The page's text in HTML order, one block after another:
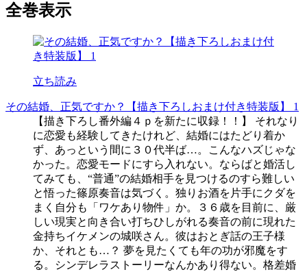
全巻表示
立ち読み
その結婚、正気ですか？【描き下ろしおまけ付き特装版】 1
【描き下ろし番外編４ｐを新たに収録！！】 それなり
に恋愛も経験してきたけれど、結婚にはたどり着か
ず、あっという間に３０代半ば…。こんなハズじゃな
かった。恋愛モードにすら入れない。ならばと婚活し
てみても、“普通”の結婚相手を見つけるのすら難しい
と悟った篠原奏音は気づく。独りお酒を片手にクダを
まく自分も「ワケあり物件」か。３６歳を目前に、厳
しい現実と向き合い打ちひしがれる奏音の前に現れた
金持ちイケメンの城咲さん。彼はおとぎ話の王子様
か、それとも…？ 夢を見たくても年の功が邪魔をす
る。シンデレラストーリーなんかあり得ない。格差婚